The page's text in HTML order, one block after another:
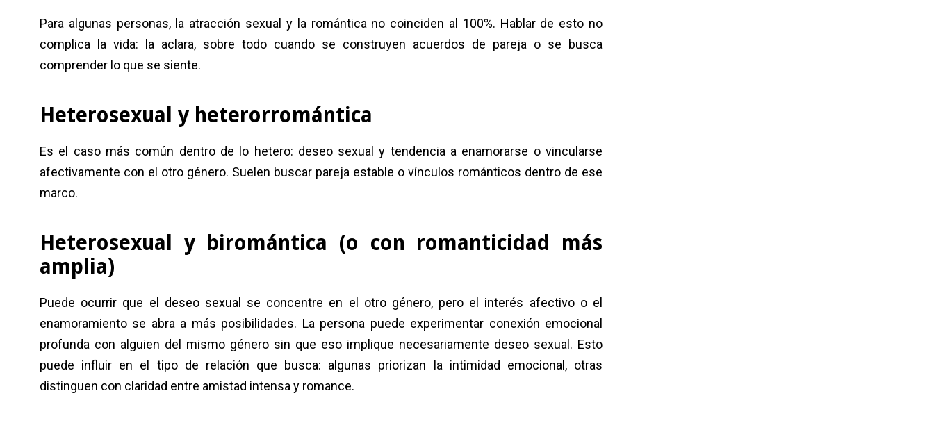
Para algunas personas, la atracción sexual y la romántica no coinciden al 100%. Hablar de esto no
complica la vida: la aclara, sobre todo cuando se construyen acuerdos de pareja o se busca
comprender lo que se siente.
Heterosexual y heterorromántica
Es el caso más común dentro de lo hetero: deseo sexual y tendencia a enamorarse o vincularse
afectivamente con el otro género. Suelen buscar pareja estable o vínculos románticos dentro de ese
marco.
Heterosexual y biromántica (o con romanticidad más
amplia)
Puede ocurrir que el deseo sexual se concentre en el otro género, pero el interés afectivo o el
enamoramiento se abra a más posibilidades. La persona puede experimentar conexión emocional
profunda con alguien del mismo género sin que eso implique necesariamente deseo sexual. Esto
puede influir en el tipo de relación que busca: algunas priorizan la intimidad emocional, otras
distinguen con claridad entre amistad intensa y romance.